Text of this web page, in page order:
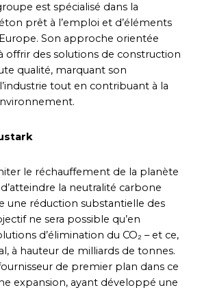
est spécialisé dans la
prêt à l’emploi et d’éléments
Son approche orientée
offrir des solutions de construction
qualité, marquant son
tout en contribuant à la
le réchauffement de la planète
d’atteindre la neutralité carbone
une réduction substantielle des
ne sera possible qu’en
d’élimination du CO₂ – et ce,
à hauteur de milliards de tonnes.
de premier plan dans ce
expansion, ayant développé une